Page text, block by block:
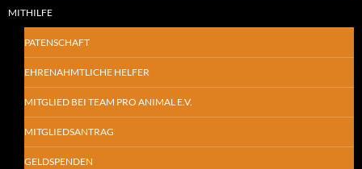
MITHILFE
PATENSCHAFT
EHRENAHMTLICHE HELFER
MITGLIED BEI TEAM PRO ANIMAL E.V.
MITGLIEDSANTRAG
GELDSPENDEN